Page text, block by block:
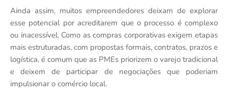
Ainda assim, muitos empreendedores deixam de explorar
esse potencial por acreditarem que o processo é complexo
ou inacessível. Como as compras corporativas exigem etapas
mais estruturadas, com propostas formais, contratos, prazos e
logística, é comum que as PMEs priorizem o varejo tradicional
e deixem de participar de negociações que poderiam
impulsionar o comércio local.